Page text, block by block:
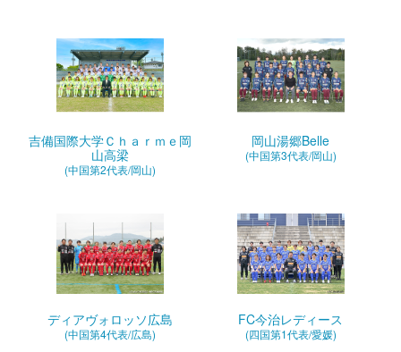
吉備国際大学Ｃｈａｒｍｅ岡
山高梁
(中国第2代表/岡山)
岡山湯郷Belle
(中国第3代表/岡山)
ディアヴォロッソ広島
(中国第4代表/広島)
FC今治レディース
(四国第1代表/愛媛)